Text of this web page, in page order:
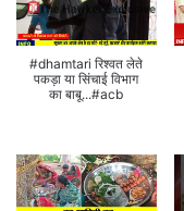
#dhamtari रिश्वत लेते
पकड़ा या सिंचाई विभाग
का बाबू...#acb